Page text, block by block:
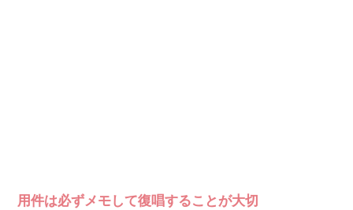
用件は必ずメモして復唱することが大切